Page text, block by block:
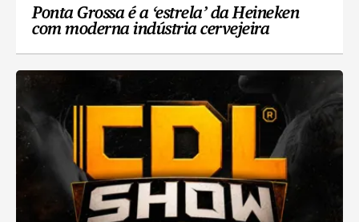
Ponta Grossa é a ‘estrela’ da Heineken
com moderna indústria cervejeira